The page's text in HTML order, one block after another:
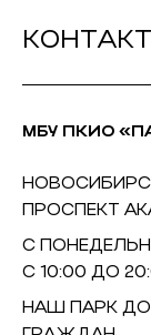
МБУ ПКИО
ПРОСПЕКТ
С
С 10:00 ДО
НАШ ПАРК